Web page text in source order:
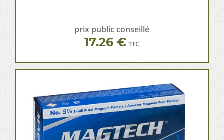
prix public conseillé
17.26 € TTC